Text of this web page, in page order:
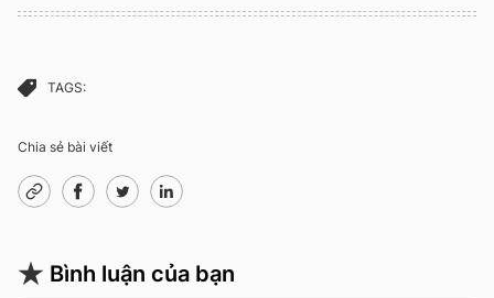
TAGS:
Chia sẻ bài viết
Bình luận của bạn